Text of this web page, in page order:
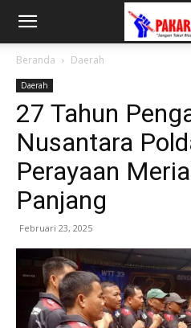
Beranda Daerah
Daerah
27 Tahun
Nusantara
Perayaan
Panjang
Februari 23, 2025